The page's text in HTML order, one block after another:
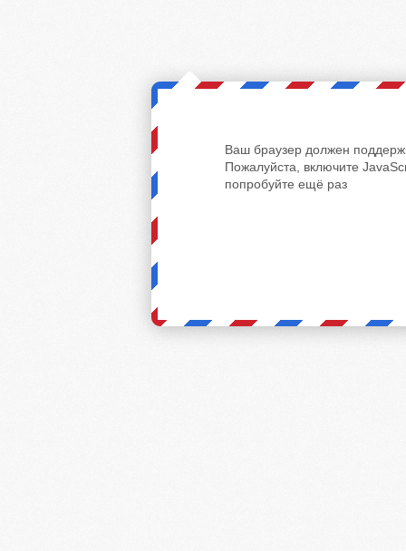
Ваш браузер должен
Пожалуйста, включите
попробуйте ещё раз